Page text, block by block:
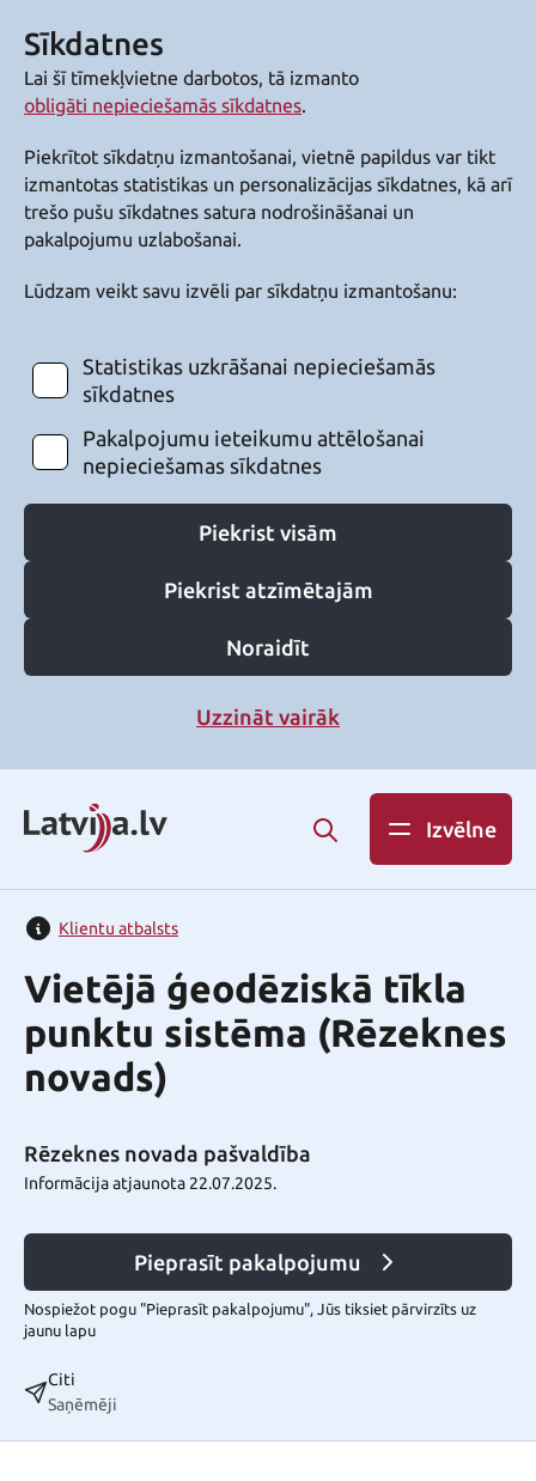
Sīkdatnes
Lai šī tīmekļvietne darbotos, tā izmanto
obligāti nepieciešamās sīkdatnes.
Piekrītot sīkdatņu izmantošanai, vietnē papildus var tikt
izmantotas statistikas un personalizācijas sīkdatnes, kā arī
trešo pušu sīkdatnes satura nodrošināšanai un
pakalpojumu uzlabošanai.
Lūdzam veikt savu izvēli par sīkdatņu izmantošanu:
Statistikas uzkrāšanai nepieciešamās
sīkdatnes
Pakalpojumu ieteikumu attēlošanai
nepieciešamas sīkdatnes
Piekrist visām
Piekrist atzīmētajām
Noraidīt
Uzzināt vairāk
Izvēlne
Klientu atbalsts
Vietējā ģeodēziskā tīkla
punktu sistēma (Rēzeknes
novads)
Rēzeknes novada pašvaldība
Informācija atjaunota 22.07.2025.
Pieprasīt pakalpojumu
Nospiežot pogu "Pieprasīt pakalpojumu", Jūs tiksiet pārvirzīts uz
jaunu lapu
Citi
Saņēmēji